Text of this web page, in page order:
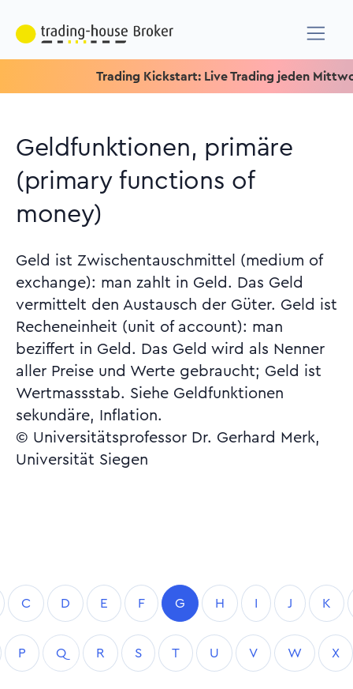
Trading Kickstart: Live Trading jeden Mittwoch
Geldfunktionen, primäre
(primary functions of
money)
Geld ist Zwischentauschmittel (medium of
exchange): man zahlt in Geld. Das Geld
vermittelt den Austausch der Güter. Geld ist
Recheneinheit (unit of account): man
beziffert in Geld. Das Geld wird als Nenner
aller Preise und Werte gebraucht; Geld ist
Wertmassstab. Siehe Geldfunktionen
sekundäre, Inflation.
© Universitätsprofessor Dr. Gerhard Merk,
Universität Siegen
C D E F G H I J K
P Q R S T U V W X